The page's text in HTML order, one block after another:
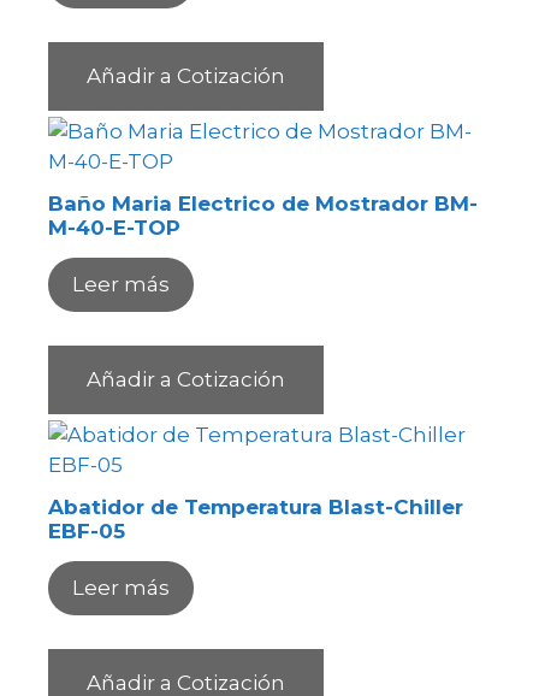
Añadir a Cotización
Baño Maria Electrico de Mostrador BM-
M-40-E-TOP
Leer más
Añadir a Cotización
Abatidor de Temperatura Blast-Chiller
EBF-05
Leer más
Añadir a Cotización